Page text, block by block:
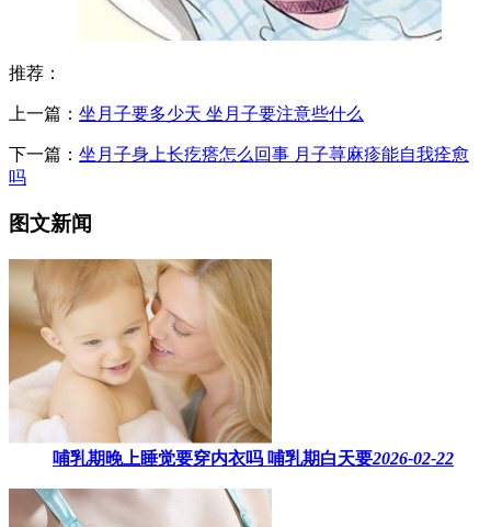
推荐：
上一篇： 坐月子要多少天 坐月子要注意些什么
下一篇： 坐月子身上长疙瘩怎么回事 ​月子荨麻疹能自我痊愈
吗
图文新闻
哺乳期晚上睡觉要穿内衣吗​ 哺乳期白天要2026-02-22